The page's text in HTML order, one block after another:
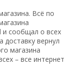
Всё по
и сообщал о всех
доставку вернул
магазина
– все интернет